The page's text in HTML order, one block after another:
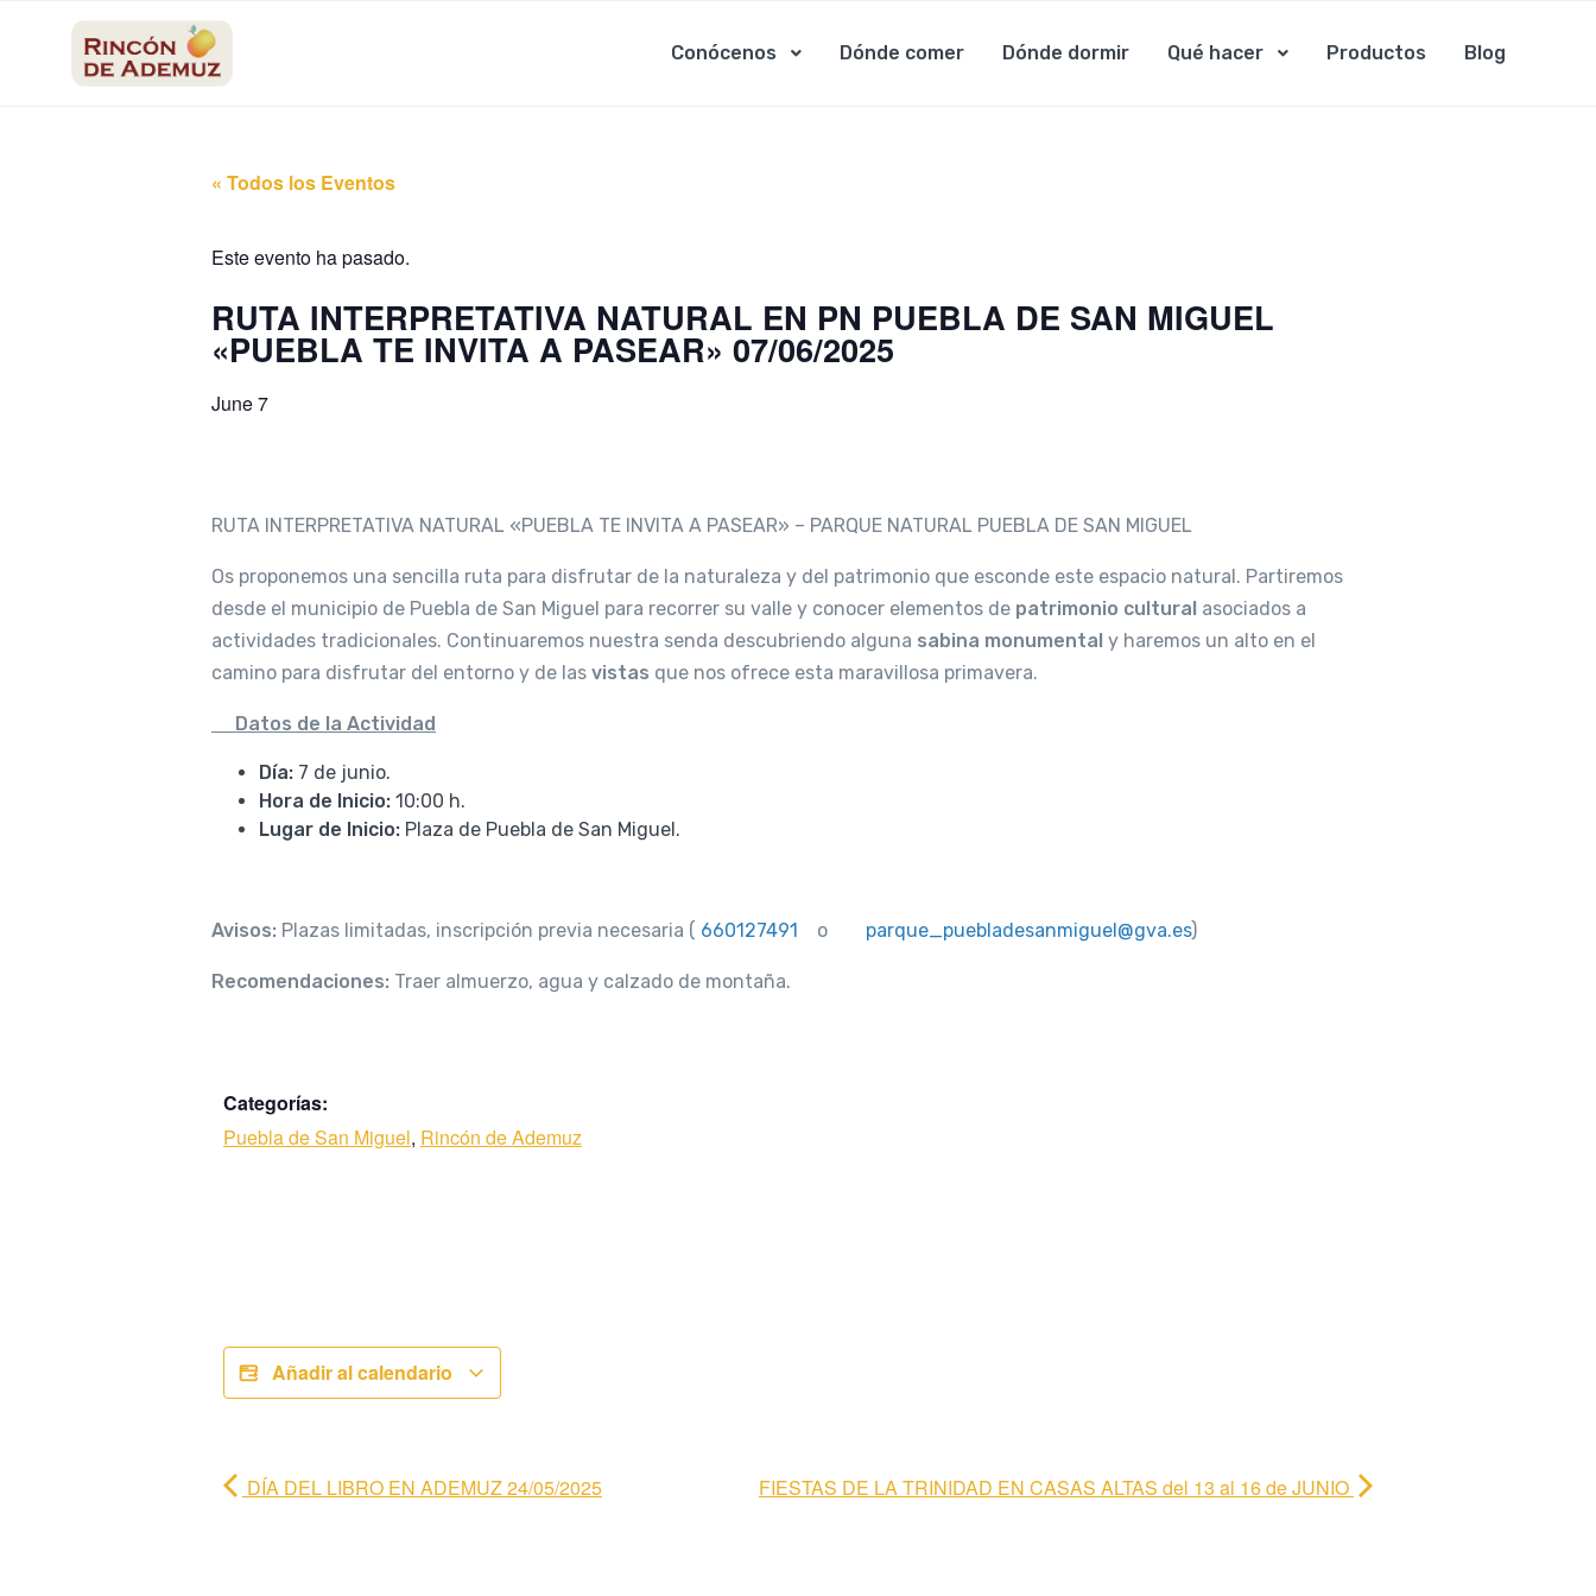
Conócenos
Dónde comer Dónde dormir Qué hacer Productos Blog
« Todos los Eventos
Este evento ha pasado.
RUTA INTERPRETATIVA NATURAL EN PN PUEBLA DE SAN MIGUEL
«PUEBLA TE INVITA A PASEAR» 07/06/2025
June 7
RUTA INTERPRETATIVA NATURAL «PUEBLA TE INVITA A PASEAR» – PARQUE NATURAL PUEBLA DE SAN MIGUEL
Os proponemos una sencilla ruta para disfrutar de la naturaleza y del patrimonio que esconde este espacio natural. Partiremos
desde el municipio de Puebla de San Miguel para recorrer su valle y conocer elementos de patrimonio cultural asociados a
actividades tradicionales. Continuaremos nuestra senda descubriendo alguna sabina monumental y haremos un alto en el
camino para disfrutar del entorno y de las vistas que nos ofrece esta maravillosa primavera.
Datos de la Actividad
Día: 7 de junio.
Hora de Inicio: 10:00 h.
Lugar de Inicio: Plaza de Puebla de San Miguel.
Avisos: Plazas limitadas, inscripción previa necesaria ( 660127491 o parque_puebladesanmiguel@gva.es)
Recomendaciones: Traer almuerzo, agua y calzado de montaña.
Categorías:
Puebla de San Miguel, Rincón de Ademuz
Añadir al calendario
DÍA DEL LIBRO EN ADEMUZ 24/05/2025 FIESTAS DE LA TRINIDAD EN CASAS ALTAS del 13 al 16 de JUNIO